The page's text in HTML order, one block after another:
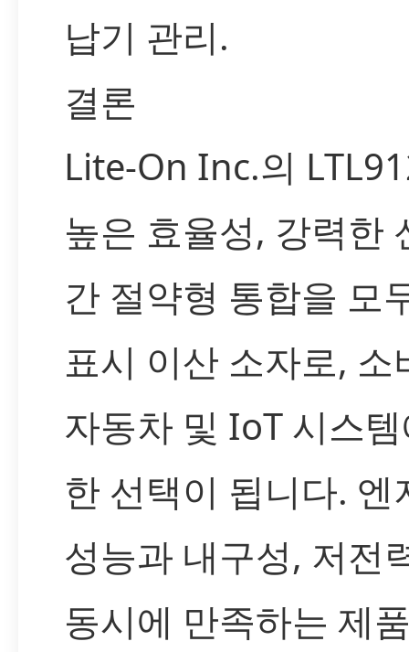
납기 관리.
결론
Lite-On Inc.의
높은 효율성, 강력한
간 절약형 통합을 모
표시 이산 소자로, 소
자동차 및 IoT 시스
한 선택이 됩니다. 엔
성능과 내구성, 저전
동시에 만족하는 제